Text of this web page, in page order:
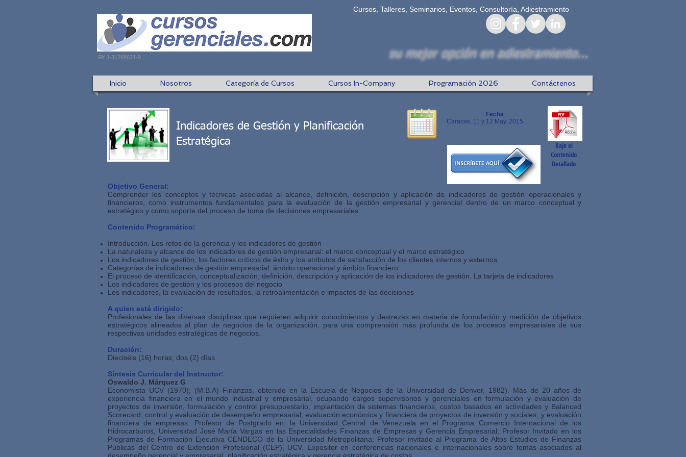
Cursos, Talleres, Seminarios, Eventos, Consultoría, Adiestramiento
Rif J-31268621-9 su mejor opción en adiestramiento...
Inicio Nosotros Categoría de Cursos Cursos In-Company Programación 2026 Contáctenos
Indicadores de Gestión y Planificación
Estratégica
Objetivo General:
Comprender los conceptos y técnicas asociadas al alcance, definición, descripción y aplicación de indicadores de gestión operacionales y
financieros, como instrumentos fundamentales para la evaluación de la gestión empresarial y gerencial dentro de un marco conceptual y
estratégico y como soporte del proceso de toma de decisiones empresariales.
Contenido Programático:
Introducción. Los retos de la gerencia y los indicadores de gestión
La naturaleza y alcance de los indicadores de gestión empresarial: el marco conceptual y el marco estratégico
Los indicadores de gestión, los factores críticos de éxito y los atributos de satisfacción de los clientes internos y externos
Categorías de indicadores de gestión empresarial: ámbito operacional y ámbito financiero
El proceso de identificación, conceptualización, definición, descripción y aplicación de los indicadores de gestión. La tarjeta de indicadores
Los indicadores de gestión y los procesos del negocio
Los indicadores, la evaluación de resultados, la retroalimentación e impactos de las decisiones
A quien está dirigido:
Profesionales de las diversas disciplinas que requieren adquirir conocimientos y destrezas en materia de formulación y medición de objetivos
estratégicos alineados al plan de negocios de la organización, para una comprensión más profunda de los procesos empresariales de sus
respectivas unidades estratégicas de negocios.
Duración:
Dieciséis (16) horas; dos (2) días.
Síntesis Curricular del Instructor:
Oswaldo J. Márquez G
Economista UCV (1970); (M.B.A) Finanzas, obtenido en la Escuela de Negocios de la Universidad de Denver, 1982). Más de 20 años de
experiencia financiera en el mundo industrial y empresarial, ocupando cargos supervisorios y gerenciales en formulación y evaluación de
proyectos de inversión, formulación y control presupuestario, implantación de sistemas financieros, costos basados en actividades y Balanced
Scorecard; control y evaluación de desempeño empresarial; evaluación económica y financiera de proyectos de inversión y sociales; y evaluación
financiera de empresas. Profesor de Postgrado en: la Universidad Central de Venezuela en el Programa Comercio Internacional de los
Hidrocarburos, Universidad José María Vargas en las Especialidades Finanzas de Empresas y Gerencia Empresarial; Profesor Invitado en los
Programas de Formación Ejecutiva CENDECO de la Universidad Metropolitana; Profesor invitado al Programa de Altos Estudios de Finanzas
Públicas del Centro de Extensión Profesional (CEP), UCV. Expositor en conferencias nacionales e internacionales sobre temas asociados al
Fecha
Caracas, 11 y 12 May. 2015
Baje el
Contenido
Detallado